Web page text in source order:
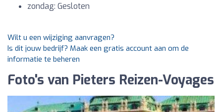
zondag: Gesloten
Wilt u een wijziging aanvragen?
Is dit jouw bedrijf? Maak een gratis account aan om de
informatie te beheren
Foto's van Pieters Reizen-Voyages